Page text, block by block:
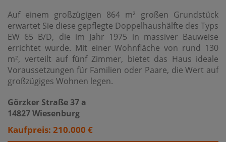
Auf einem großzügigen 864 m² großen Grundstück
erwartet Sie diese gepflegte Doppelhaushälfte des Typs
EW 65 B/D, die im Jahr 1975 in massiver Bauweise
errichtet wurde. Mit einer Wohnfläche von rund 130
m², verteilt auf fünf Zimmer, bietet das Haus ideale
Voraussetzungen für Familien oder Paare, die Wert auf
großzügiges Wohnen legen.
Görzker Straße 37 a
14827 Wiesenburg
Kaufpreis: 210.000 €